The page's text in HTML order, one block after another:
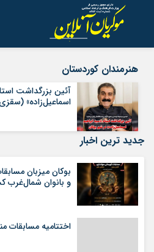
هنرمندان کوردستان
آئین بزرگداشت
اسماعیل‌زاده»
جدید ترین اخبار
بوکان میزبان
و بانوان شمال‌غرب
اختتامیه مسابقات